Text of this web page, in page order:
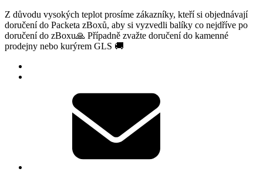
Z důvodu vysokých teplot prosíme zákazníky, kteří si objednávají
doručení do Packeta zBoxů, aby si vyzvedli balíky co nejdříve po
doručení do zBoxu🙏 Případně zvažte doručení do kamenné
prodejny nebo kurýrem GLS 🚚